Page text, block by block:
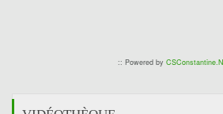
:: Powered by